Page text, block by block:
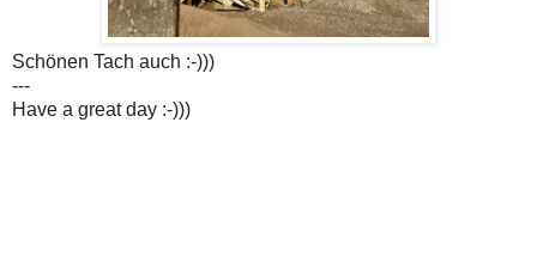
Schönen Tach auch :-)))
---
Have a great day :-)))